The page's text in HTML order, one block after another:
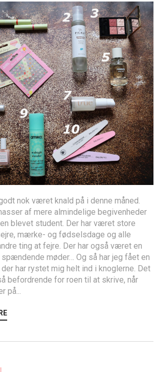
nok været knald på i denne måned.
af mere almindelige begivenheder
blevet student. Der har været store
mærke- og fødselsdage og alle
ting at fejre. Der har også været en
møder… Og så har jeg fået en
har rystet mig helt ind i knoglerne. Det
befordrende for roen til at skrive, når
på...